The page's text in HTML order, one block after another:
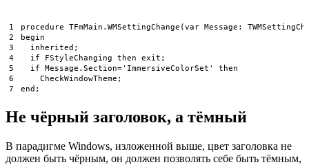
1
2
3
4
5
6
7
procedure TFmMain . WMSettingChange ( var Message :
begin
inherited ;
if
FStyleChanging then exit ;
if
Message . Section='ImmersiveColorSet'
then
CheckWindowTheme ;
end ;
Не чёрный заголовок, а тёмный
В парадигме Windows, изложенной выше, цвет заголовка не
должен быть чёрным, он должен позволять себе быть тёмным,